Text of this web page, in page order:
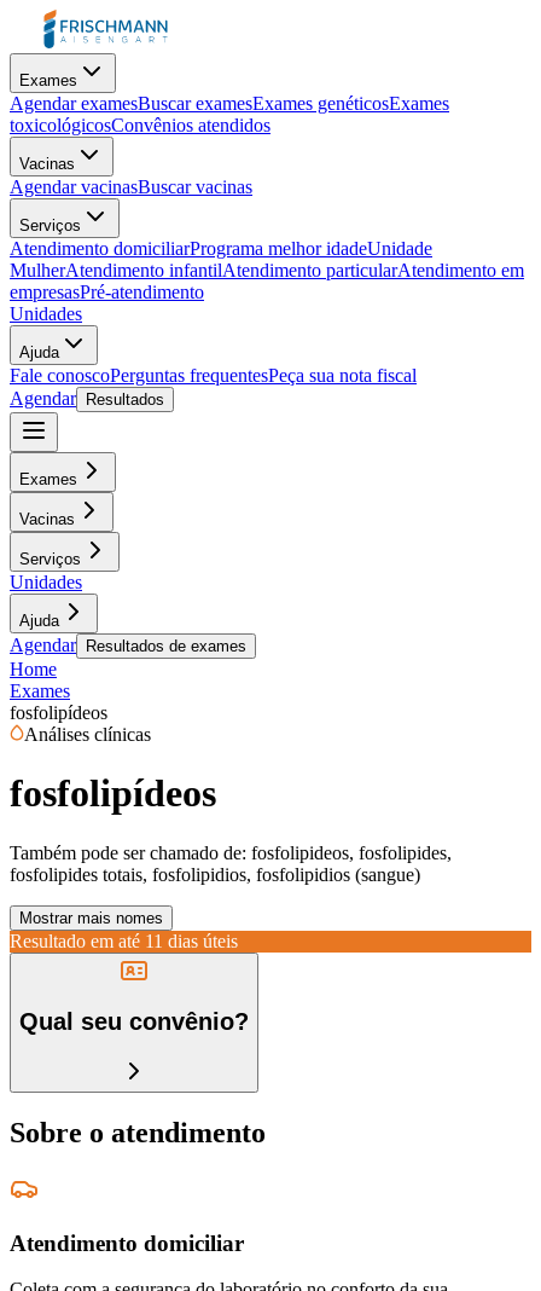
Exames
Agendar examesBuscar examesExames genéticosExames
toxicológicosConvênios atendidos
Vacinas
Agendar vacinasBuscar vacinas
Serviços
Atendimento domiciliarPrograma melhor idadeUnidade
MulherAtendimento infantilAtendimento particularAtendimento em
empresasPré-atendimento
Unidades
Ajuda
Fale conoscoPerguntas frequentesPeça sua nota fiscal
Agendar
Resultados
Exames
Vacinas
Serviços
Unidades
Ajuda
Agendar Resultados de exames
Home
Exames
fosfolipídeos
Análises clínicas
fosfolipídeos
Também pode ser chamado de: fosfolipideos, fosfolipides,
fosfolipides totais, fosfolipidios, fosfolipidios (sangue)
Mostrar mais nomes
Resultado em até 11 dias úteis
Qual seu convênio?
Sobre o atendimento
Atendimento domiciliar